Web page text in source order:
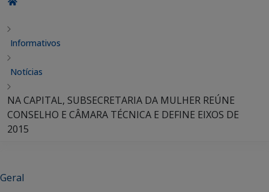
Informativos
Notícias
NA CAPITAL, SUBSECRETARIA DA MULHER REÚNE
CONSELHO E CÂMARA TÉCNICA E DEFINE EIXOS DE
2015
Geral